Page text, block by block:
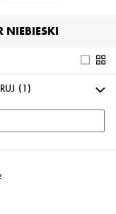
NIEBIESKI
(1)